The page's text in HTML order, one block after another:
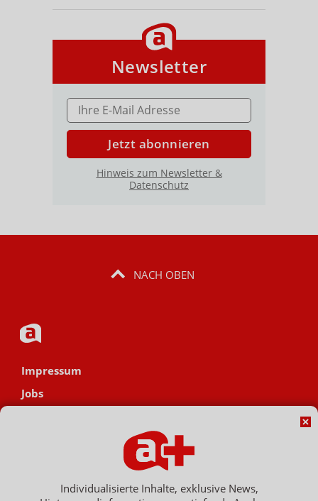
Newsletter
E-MAIL ADRESSE
Jetzt abonnieren
Hinweis zum Newsletter &
Datenschutz
NACH OBEN
Impressum
Jobs
Hinweisgebersystem
Individualisierte Inhalte, exklusive News,